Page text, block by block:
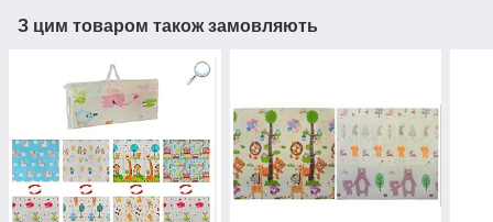
З цим товаром також замовляють